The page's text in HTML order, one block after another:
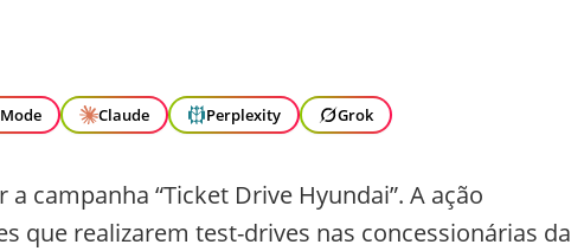
Claude Perplexity Grok
campanha “Ticket Drive Hyundai”. A ação
que realizarem test-drives nas concessionárias da